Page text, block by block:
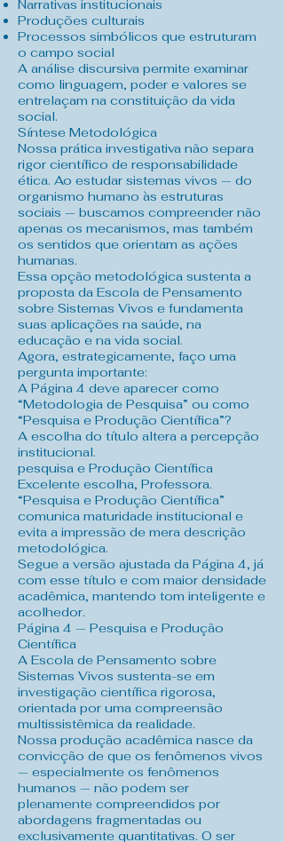
Narrativas institucionais
Produções culturais
Processos simbólicos que estruturam
o campo social
A análise discursiva permite examinar
como linguagem, poder e valores se
entrelaçam na constituição da vida
social.
Síntese Metodológica
Nossa prática investigativa não separa
rigor científico de responsabilidade
ética. Ao estudar sistemas vivos — do
organismo humano às estruturas
sociais — buscamos compreender não
apenas os mecanismos, mas também
os sentidos que orientam as ações
humanas.
Essa opção metodológica sustenta a
proposta da Escola de Pensamento
sobre Sistemas Vivos e fundamenta
suas aplicações na saúde, na
educação e na vida social.
Agora, estrategicamente, faço uma
pergunta importante:
A Página 4 deve aparecer como
“Metodologia de Pesquisa” ou como
“Pesquisa e Produção Científica”?
A escolha do título altera a percepção
institucional.
pesquisa e Produção Científica
Excelente escolha, Professora.
“Pesquisa e Produção Científica”
comunica maturidade institucional e
evita a impressão de mera descrição
metodológica.
Segue a versão ajustada da Página 4, já
com esse título e com maior densidade
acadêmica, mantendo tom inteligente e
acolhedor.
Página 4 — Pesquisa e Produção
Científica
A Escola de Pensamento sobre
Sistemas Vivos sustenta-se em
investigação científica rigorosa,
orientada por uma compreensão
multissistêmica da realidade.
Nossa produção acadêmica nasce da
convicção de que os fenômenos vivos
— especialmente os fenômenos
humanos — não podem ser
plenamente compreendidos por
abordagens fragmentadas ou
exclusivamente quantitativas. O ser